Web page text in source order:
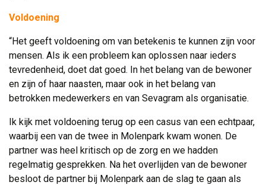
Voldoening
“Het geeft voldoening om van betekenis te kunnen zijn voor
mensen. Als ik een probleem kan oplossen naar ieders
tevredenheid, doet dat goed. In het belang van de bewoner
en zijn of haar naasten, maar ook in het belang van
betrokken medewerkers en van Sevagram als organisatie.
Ik kijk met voldoening terug op een casus van een echtpaar,
waarbij een van de twee in Molenpark kwam wonen. De
partner was heel kritisch op de zorg en we hadden
regelmatig gesprekken. Na het overlijden van de bewoner
besloot de partner bij Molenpark aan de slag te gaan als